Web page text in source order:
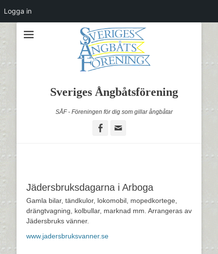
Sveriges Ångbåtsförening
SÅF - Föreningen för dig som gillar ångbåtar
Facebook
Jädersbruksdagarna i Arboga
Gamla bilar, tändkulor, lokomobil, mopedkortege,
drängtvagning, kolbullar, marknad mm. Arrangeras av
Jädersbruks vänner.
www.jadersbruksvanner.se
Logga in